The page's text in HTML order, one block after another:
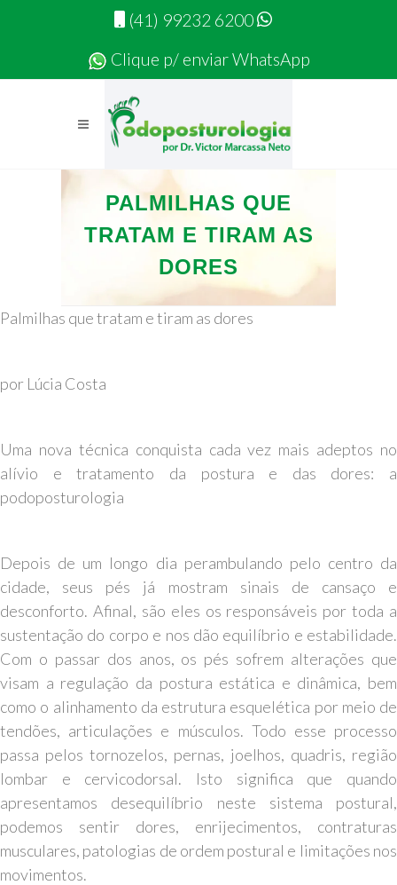
(41) 99232 6200
Clique p/ enviar WhatsApp
PALMILHAS QUE
TRATAM E TIRAM AS
DORES
Palmilhas que tratam e tiram as dores
por Lúcia Costa
Uma nova técnica conquista cada vez mais adeptos no
alívio e tratamento da postura e das dores: a
podoposturologia
Depois de um longo dia perambulando pelo centro da
cidade, seus pés já mostram sinais de cansaço e
desconforto. Afinal, são eles os responsáveis por toda a
sustentação do corpo e nos dão equilíbrio e estabilidade.
Com o passar dos anos, os pés sofrem alterações que
visam a regulação da postura estática e dinâmica, bem
como o alinhamento da estrutura esquelética por meio de
tendões, articulações e músculos. Todo esse processo
passa pelos tornozelos, pernas, joelhos, quadris, região
lombar e cervicodorsal. Isto significa que quando
apresentamos desequilíbrio neste sistema postural,
podemos sentir dores, enrijecimentos, contraturas
musculares, patologias de ordem postural e limitações nos
movimentos.